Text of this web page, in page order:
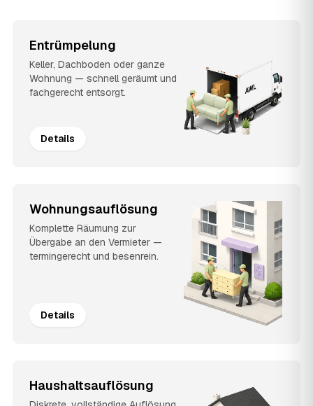
Entrümpelung
Keller, Dachboden oder ganze
Wohnung — schnell geräumt und
fachgerecht entsorgt.
Details
Wohnungsauflösung
Komplette Räumung zur
Übergabe an den Vermieter —
termingerecht und besenrein.
Details
Haushaltsauflösung